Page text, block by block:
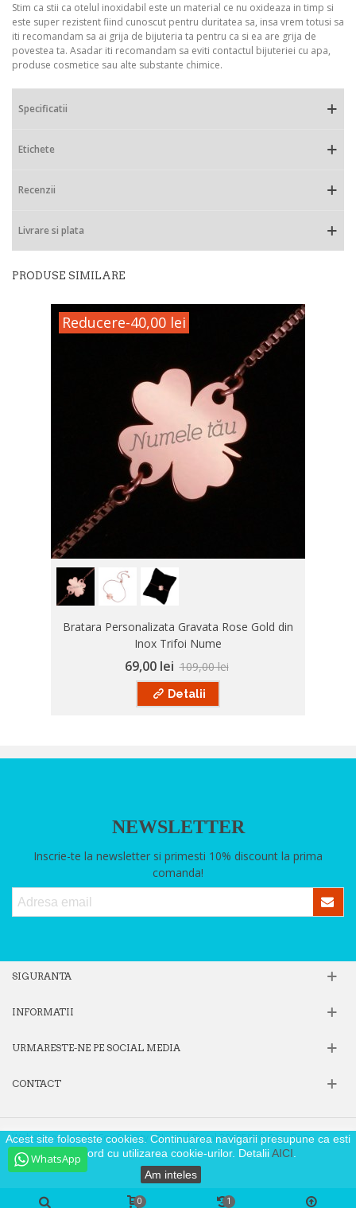
WhatsApp
Stim ca stii ca otelul inoxidabil este un material ce nu oxideaza in timp si
este super rezistent fiind cunoscut pentru duritatea sa, insa vrem totusi sa
iti recomandam sa ai grija de bijuteria ta pentru ca si ea are grija de
povestea ta. Asadar iti recomandam sa eviti contactul bijuteriei cu apa,
produse cosmetice sau alte substante chimice.
Specificatii
Etichete
Recenzii
Livrare si plata
PRODUSE SIMILARE
Reducere-40,00 lei
Bratara Personalizata Gravata Rose Gold din
Inox Trifoi Nume
69,00 lei 109,00 lei
Detalii
NEWSLETTER
Inscrie-te la newsletter si primesti 10% discount la prima
comanda!
SIGURANTA
INFORMATII
URMARESTE-NE PE SOCIAL MEDIA
CONTACT
Acest site foloseste cookies. Continuarea navigarii presupune ca esti
de acord cu utilizarea cookie-urilor. DetaliiAICI
Am inteles
Website operat de Fox Society SRL, Cod Fiscal 39605806, Reg. Com.
J40/9871/2018
0 1